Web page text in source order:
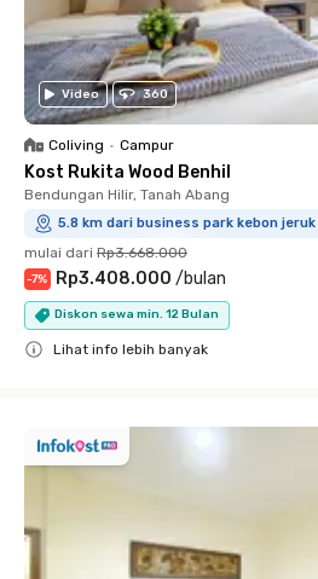
Video 360
Coliving • Campur
Kost Rukita Wood Benhil
Bendungan Hilir, Tanah Abang
5.8 km dari business park kebon jeruk
mulai dari Rp3.668.000
-7% Rp3.408.000 /bulan
Diskon sewa min. 12 Bulan
Lihat info lebih banyak